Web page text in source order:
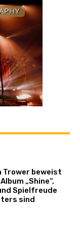
Trower beweist
„Shine“,
Spielfreude
sind